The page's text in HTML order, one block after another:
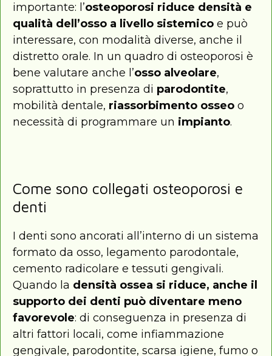
importante: l’osteoporosi riduce densità e
qualità dell’osso a livello sistemico e può
interessare, con modalità diverse, anche il
distretto orale. In un quadro di osteoporosi è
bene valutare anche l’osso alveolare,
soprattutto in presenza di parodontite,
mobilità dentale, riassorbimento osseo o
necessità di programmare un impianto.
Come sono collegati osteoporosi e
denti
I denti sono ancorati all’interno di un sistema
formato da osso, legamento parodontale,
cemento radicolare e tessuti gengivali.
Quando la densità ossea si riduce, anche il
supporto dei denti può diventare meno
favorevole: di conseguenza in presenza di
altri fattori locali, come infiammazione
gengivale, parodontite, scarsa igiene, fumo o